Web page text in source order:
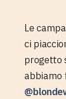
Le
ci
progetto
abbiamo